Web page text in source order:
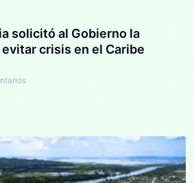
solicitó al Gobierno la
crisis en el Caribe